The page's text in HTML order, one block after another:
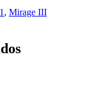
, Mirage III